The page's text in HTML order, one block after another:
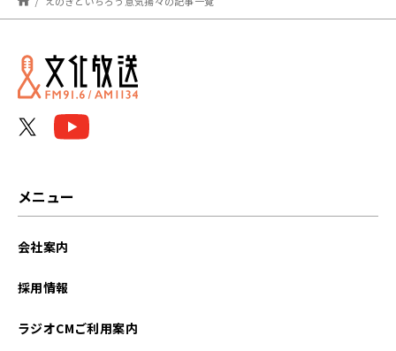
メニュー
会社案内
採用情報
ラジオCMご利用案内